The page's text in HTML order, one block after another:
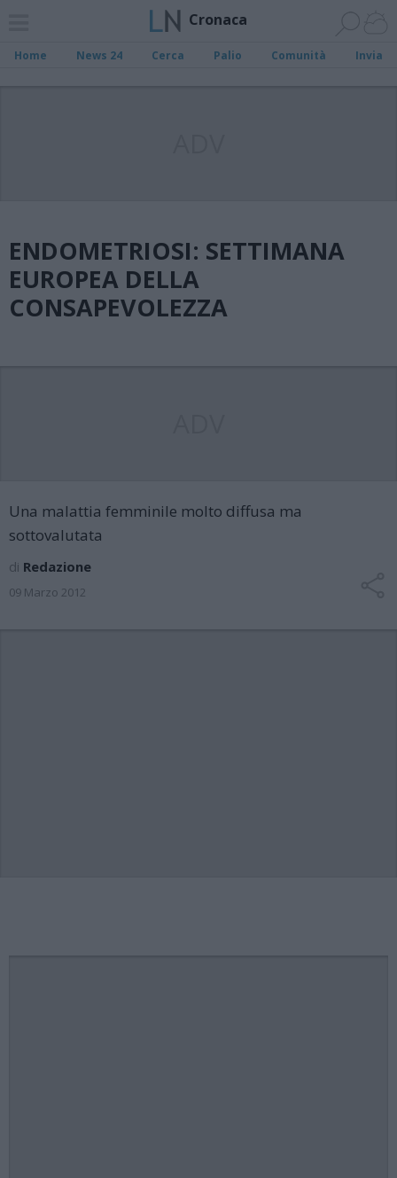
Cronaca
Home News 24 Cerca Palio Comunità Invia
ENDOMETRIOSI: SETTIMANA
EUROPEA DELLA
CONSAPEVOLEZZA
Una malattia femminile molto diffusa ma
sottovalutata
di Redazione
09 Marzo 2012